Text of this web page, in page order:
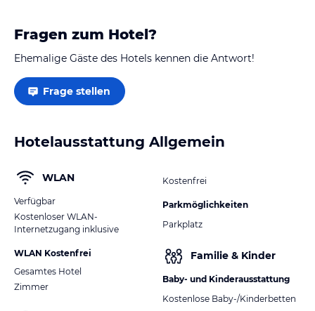
Fragen zum Hotel?
Ehemalige Gäste des Hotels kennen die Antwort!
Frage stellen
Hotelausstattung Allgemein
WLAN
Verfügbar
Kostenloser WLAN-
Internetzugang inklusive
WLAN Kostenfrei
Gesamtes Hotel
Zimmer
Kostenfrei
Parkmöglichkeiten
Parkplatz
Familie & Kinder
Baby- und Kinderausstattung
Kostenlose Baby-/Kinderbetten